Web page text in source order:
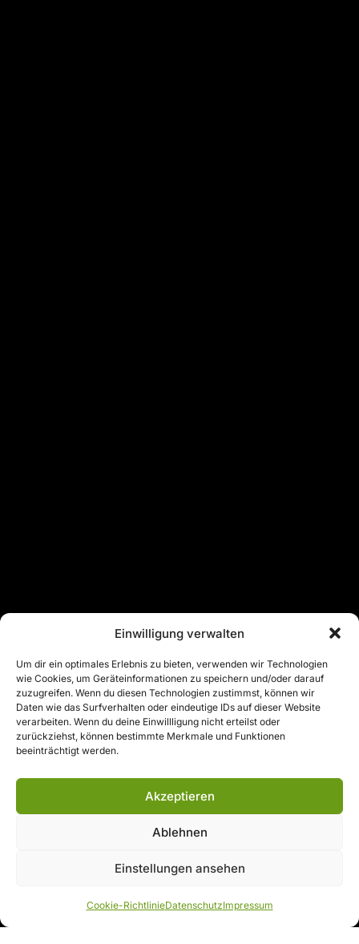
Einwilligung verwalten
Um dir ein optimales Erlebnis zu bieten, verwenden wir Technologien
wie Cookies, um Geräteinformationen zu speichern und/oder darauf
zuzugreifen. Wenn du diesen Technologien zustimmst, können wir
Daten wie das Surfverhalten oder eindeutige IDs auf dieser Website
verarbeiten. Wenn du deine Einwillligung nicht erteilst oder
zurückziehst, können bestimmte Merkmale und Funktionen
beeinträchtigt werden.
Akzeptieren
Ablehnen
Einstellungen ansehen
Cookie-RichtlinieDatenschutzImpressum